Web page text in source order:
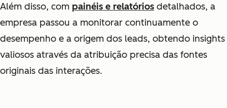
Além disso, com painéis e relatórios detalhados, a
empresa passou a monitorar continuamente o
desempenho e a origem dos leads, obtendo insights
valiosos através da atribuição precisa das fontes
originais das interações.